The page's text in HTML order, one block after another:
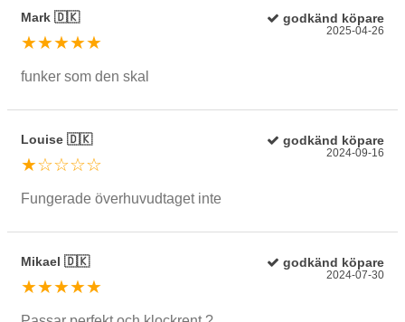
Mark 🇩🇰 godkänd köpare
★★★★★
2025-04-26
funker som den skal
Louise 🇩🇰 godkänd köpare
★☆☆☆☆
2024-09-16
Fungerade överhuvudtaget inte
Mikael 🇩🇰 godkänd köpare
★★★★★
2024-07-30